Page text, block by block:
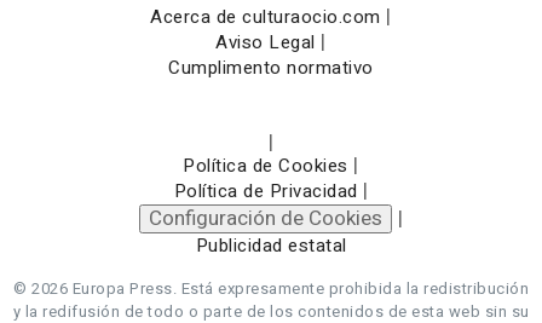
Acerca de culturaocio.com |
Aviso Legal |
Cumplimento normativo
|
Política de Cookies |
Política de Privacidad |
Configuración de Cookies |
Publicidad estatal
© 2026 Europa Press. Está expresamente prohibida la redistribución
y la redifusión de todo o parte de los contenidos de esta web sin su